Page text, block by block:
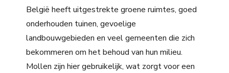
België heeft uitgestrekte groene ruimtes, goed
onderhouden tuinen, gevoelige
landbouwgebieden en veel gemeenten die zich
bekommeren om het behoud van hun milieu.
Mollen zijn hier gebruikelijk, wat zorgt voor een